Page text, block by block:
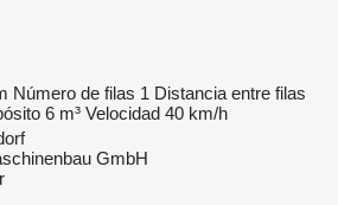
Número de filas 1 Distancia entre filas
6 m³ Velocidad 40 km/h
GmbH